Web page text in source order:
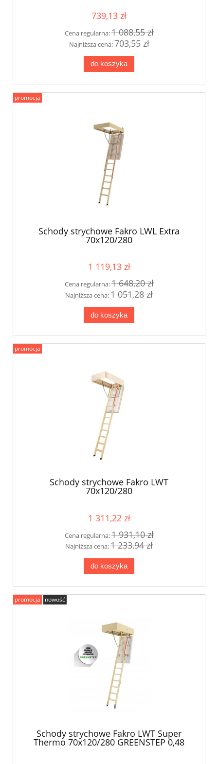
739,13 zł
Cena regularna:1 088,55 zł
Najniższa cena:703,55 zł
do koszyka
Schody strychowe Fakro LWL Extra
70x120/280
1 119,13 zł
Cena regularna:1 648,20 zł
Najniższa cena:1 051,28 zł
do koszyka
promocja
Schody strychowe Fakro LWT
70x120/280
1 311,22 zł
Cena regularna:1 931,10 zł
Najniższa cena:1 233,94 zł
do koszyka
promocja
Schody strychowe Fakro LWT Super
Thermo 70x120/280 GREENSTEP 0,48
promocja nowość